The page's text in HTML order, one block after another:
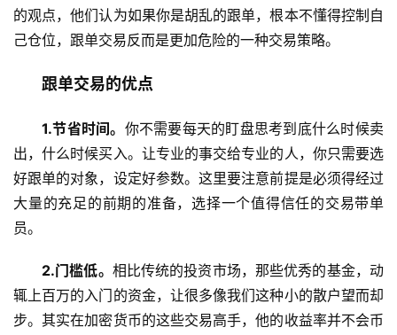
的观点，他们认为如果你是胡乱的跟单，根本不懂得控制自
己仓位，跟单交易反而是更加危险的一种交易策略。
跟单交易的优点
1.节省时间。 你不需要每天的盯盘思考到底什么时候卖
出，什么时候买入。让专业的事交给专业的人，你只需要选
好跟单的对象，设定好参数。这里要注意前提是必须得经过
大量的充足的前期的准备，选择一个值得信任的交易带单
员。
2.门槛低。 相比传统的投资市场，那些优秀的基金，动
辄上百万的入门的资金，让很多像我们这种小的散户望而却
步。其实在加密货币的这些交易高手，他的收益率并不会币